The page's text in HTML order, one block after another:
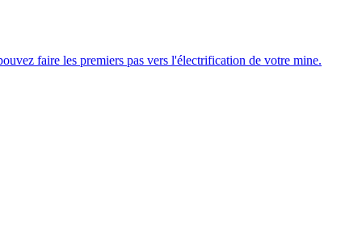
faire les premiers pas vers l'électrification de votre mine.